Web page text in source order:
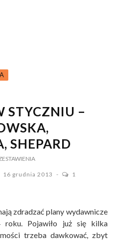
STYCZNIU –
SHEPARD
16 grudnia 2013 1
zdradzać plany wydawnicze
roku. Pojawiło już się kilka
trzeba dawkować, zbyt